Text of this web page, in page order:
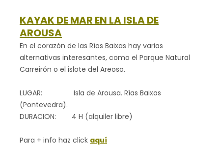
KAYAK DE MAR EN LA ISLA DE
AROUSA
En el corazón de las Rías Baixas hay varias
alternativas interesantes, como el Parque Natural
Carreirón o el islote del Areoso.
LUGAR: Isla de Arousa. Rías Baixas
(Pontevedra).
DURACION: 4 H (alquiler libre)
Para + info haz click aquí